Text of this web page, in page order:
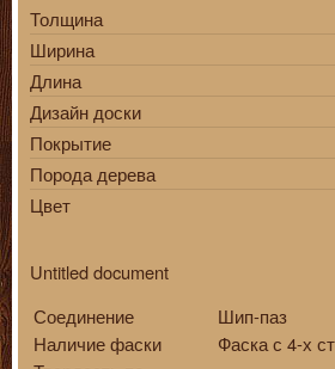
Толщина
Ширина
Длина
Дизайн доски
Покрытие
Порода дерева
Цвет
Untitled document
Соединение
Шип-паз
Наличие фаски
Фаска с 4-х